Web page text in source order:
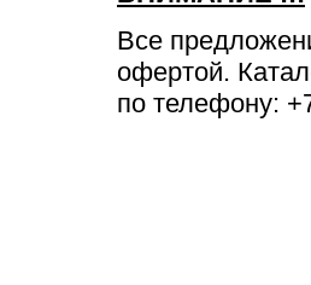
Все
офертой.
по телефону: